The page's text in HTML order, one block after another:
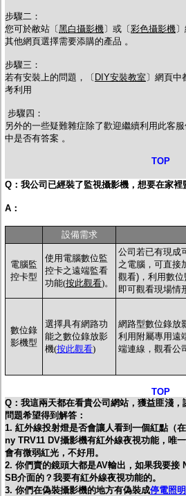
步驟二：
您可於敝站〔黑白攝影機〕或〔彩色攝影機
其他網頁選擇需要添購的產品 。
步驟三：
若有安裝上的問題，〔 DIY安裝教室 〕網頁中
考利用
步驟四：
另外的一些疑難雜症除了歡迎繼續利用此客
中是否有答案 。
TOP
Q：我公司已經裝了監視攝影機，想要在家裡
A：
設備需求
電腦監
控卡型
使用電腦數位監
控卡之遠端監看
功能(按此觀看)。
公司若已有現成
之電腦，可直接
觀看)，利用數位
即可觀看現場情
數位錄
影機型
選擇具有網路功
能之數位錄放影
機(按此觀看)
網路型數位錄放
利用附屬專用遠
端連線，觀看公
TOP
Q：我這兩天都在看貴公司網站，獲益匪淺，
問題希望得到解答：
1. 紅外線投射燈是否會讓人看到一個紅點（
ny TRV11 DV攝影機有紅外線夜視功能，唯
會有微弱紅光，不好用。
2. 你們賣的鏡頭大都是AV輸出，如果我要接
SB介面的？我要有紅外線夜視功能的。
3. 你們在偽裝攝影機的地方有偽裝成停電照